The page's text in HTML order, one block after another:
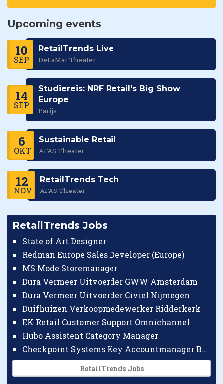
Upcoming events
10
SEP
RetailTrends Live
DeLaMar Theater
14
SEP
Studiereis: NRF Retail's Big Show
Europe
Parijs
6
OKT
Sustainable Retail
AFAS Theater
12
NOV
RetailTrends Tech
AFAS Theater
RetailTrends Jobs
State of Art Designer
Redman Europe Sales Developer (Europe)
MS Mode Storemanager
Dura Vermeer Uitvoerder GWW Amsterdam
Dura Vermeer Uitvoerder Civiel Nijmegen
Duifhuizen Verkoopmedewerker Ridderkerk
EK Retail Customer Support Omnichannel
Hubo Assistent Category Manager
Checkpoint Systems Key Accountmanager Benelux
RetailTrends Jobs